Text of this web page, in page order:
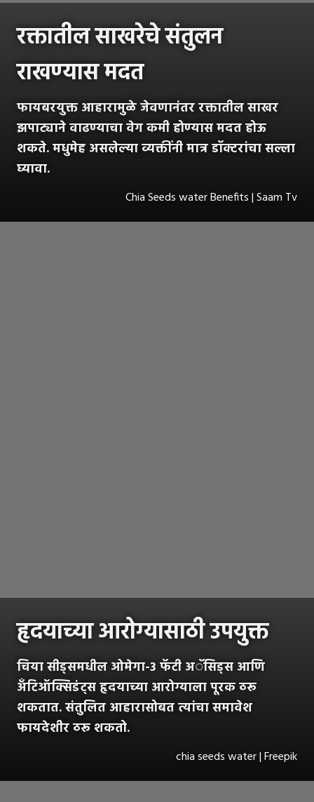
रक्तातील साखरेचे संतुलन
राखण्यास मदत
फायबरयुक्त आहारामुळे जेवणानंतर रक्तातील साखर
झपाट्याने वाढण्याचा वेग कमी होण्यास मदत होऊ
शकते. मधुमेह असलेल्या व्यक्तींनी मात्र डॉक्टरांचा सल्ला
घ्यावा.
Chia Seeds water Benefits | Saam Tv
हृदयाच्या आरोग्यासाठी उपयुक्त
चिया सीड्समधील ओमेगा-3 फॅटी अॅसिड्स आणि
अँटिऑक्सिडंट्स हृदयाच्या आरोग्याला पूरक ठरू
शकतात. संतुलित आहारासोबत त्यांचा समावेश
फायदेशीर ठरू शकतो.
chia seeds water | Freepik